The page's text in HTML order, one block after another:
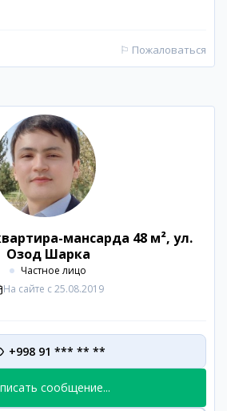
⚐ Пожаловаться
мансарда 48 м², ул.
Озод Шарка
Частное лицо
На сайте с 25.08.2019
+998 91 *** ** **
сообщение...